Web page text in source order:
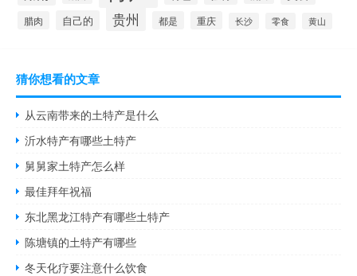
腊肉 自己的 贵州 都是 重庆 长沙 零食 黄山
猜你想看的文章
从云南带来的土特产是什么
沂水特产有哪些土特产
舅舅家土特产怎么样
最佳拜年祝福
东北黑龙江特产有哪些土特产
陈塘镇的土特产有哪些
冬天化疗要注意什么饮食